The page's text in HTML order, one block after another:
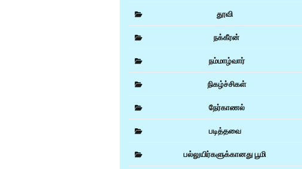
தூவி
நக்கீரன்
நம்மாழ்வார்
நிகழ்ச்சிகள்
நேர்காணல்
படித்தவை
பல்லுயிர்களுக்கானது பூமி